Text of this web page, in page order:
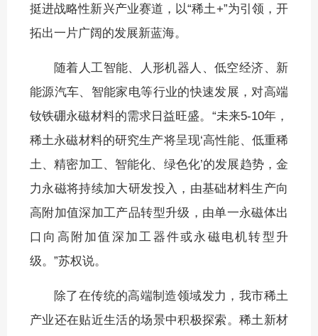
挺进战略性新兴产业赛道，以“稀土+”为引领，开
拓出一片广阔的发展新蓝海。
随着人工智能、人形机器人、低空经济、新
能源汽车、智能家电等行业的快速发展，对高端
钕铁硼永磁材料的需求日益旺盛。“未来5-10年，
稀土永磁材料的研究生产将呈现‘高性能、低重稀
土、精密加工、智能化、绿色化’的发展趋势，金
力永磁将持续加大研发投入，由基础材料生产向
高附加值深加工产品转型升级，由单一永磁体出
口向高附加值深加工器件或永磁电机转型升
级。”苏权说。
除了在传统的高端制造领域发力，我市稀土
产业还在贴近生活的场景中积极探索。稀土新材